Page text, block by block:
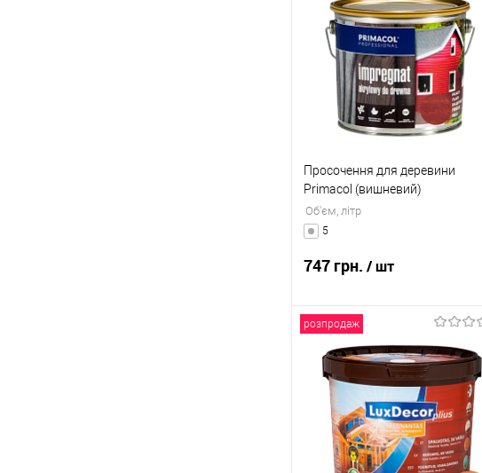
Купити в 1 клік
Порівняння
До обраного
В наявності
Просочення для деревини
Primacol (вишневий)
Об'єм, літр
5
747 грн. / шт
Купити в 1 клік
Порівняння
До обраного
В наявності
розпродаж